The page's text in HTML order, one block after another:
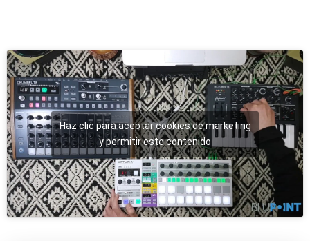
Haz clic para aceptar cookies de marketing
y permitir este contenido